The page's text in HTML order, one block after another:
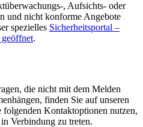
, Aufsichts- oder
und nicht konforme Angebote
spezielles Sicherheitsportal –
.
die nicht mit dem Melden
finden Sie auf unseren
folgenden Kontaktoptionen nutzen,
Verbindung zu treten.